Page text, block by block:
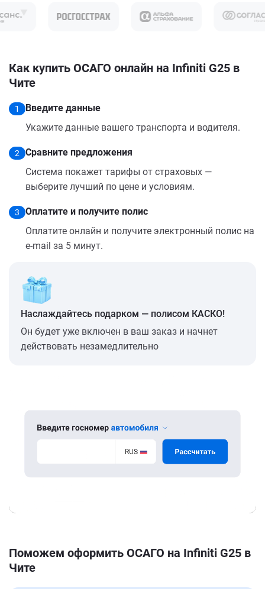
Как купить ОСАГО онлайн на Infiniti G25 в
Чите
1
Введите данные
Укажите данные вашего транспорта и водителя.
2
Сравните предложения
Система покажет тарифы от страховых —
выберите лучший по цене и условиям.
3
Оплатите и получите полис
Оплатите онлайн и получите электронный полис на
e-mail за 5 минут.
Наслаждайтесь подарком — полисом КАСКО!
Он будет уже включен в ваш заказ и начнет
действовать незамедлительно
Поможем оформить ОСАГО на Infiniti G25 в
Чите